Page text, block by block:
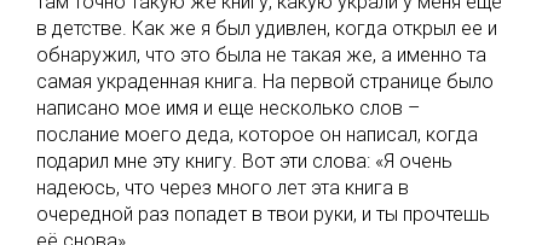
в детстве. Как же я был удивлен, когда открыл ее и
обнаружил, что это была не такая же, а именно та
самая украденная книга. На первой странице было
написано мое имя и еще несколько слов –
послание моего деда, которое он написал, когда
подарил мне эту книгу. Вот эти слова: «Я очень
надеюсь, что через много лет эта книга в
очередной раз попадет в твои руки, и ты прочтешь